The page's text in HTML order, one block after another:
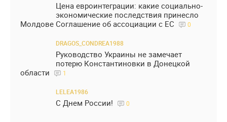
Цена евроинтеграции: какие социально-
экономические последствия принесло
Молдове Соглашение об ассоциации с ЕС
0
DRAGOS_CONDREA1988
Руководство Украины не замечает
потерю Константиновки в Донецкой
области
1
LELEA1986
С Днем России! 0